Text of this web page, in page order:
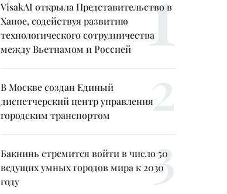
VisakAI открыла Представительство в
Ханое, содействуя развитию
технологического сотрудничества
между Вьетнамом и Россией
В Москве создан Единый
диспетчерский центр управления
городским транспортом
Бакнинь стремится войти в число 50
ведущих умных городов мира к 2030
году